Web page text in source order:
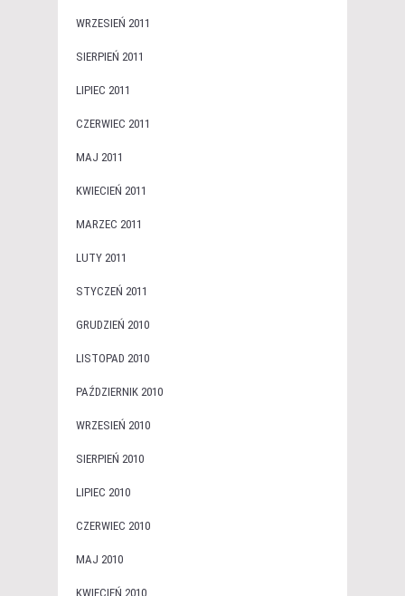
WRZESIEŃ 2011
SIERPIEŃ 2011
LIPIEC 2011
CZERWIEC 2011
MAJ 2011
KWIECIEŃ 2011
MARZEC 2011
LUTY 2011
STYCZEŃ 2011
GRUDZIEŃ 2010
LISTOPAD 2010
PAŹDZIERNIK 2010
WRZESIEŃ 2010
SIERPIEŃ 2010
LIPIEC 2010
CZERWIEC 2010
MAJ 2010
KWIECIEŃ 2010